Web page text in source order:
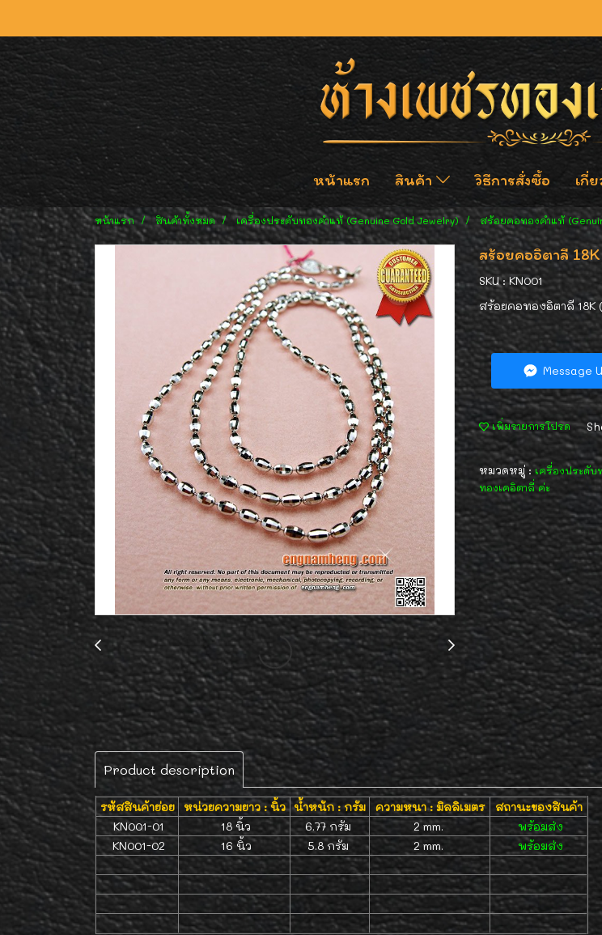
หน้าแรก สินค้า วิธีการสั่งซื้อ เกี่
หน้าแรก สินค้าทั้งหมด เครื่องประดับทองคำแท้ (Genuine Gold Jewelry) สร้อยคอทองคำแท้
สร้อยคออิตาลี
SKU : KN001
สร้อยคอทองอิตาลี 18K
Message
เพิ่มรายการโปรด
หมวดหมู่ :เครื่องประดับ
ทองเคอิตาลี่ ค่ะ
Product description
รหัสสินค้าย่อย หน่วยความยาว : นิ้ว น้ำหนัก : กรัม ความหนา : มิลลิเมตร
สถานะของสินค้า
KN001-01
18 นิ้ว 6.77 กรัม 2 mm.
พร้อมส่ง
KN001-02
16 นิ้ว 5.8 กรัม 2 mm. พร้อมส่ง